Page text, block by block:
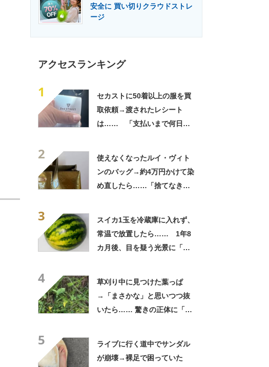
安全に 買い切りクラウドストレ
ージ
アクセスランキング
1
セカストに50着以上の服を買
取依頼→渡されたレシート
は…… 「支払いまで何日か
2
使えなくなったルイ・ヴィト
ンのバッグ→約4万円かけて染
め直したら……「捨てなきゃ
3
スイカ1玉を冷蔵庫に入れず、
常温で放置したら…… 1年8
カ月後、目を疑う光景に「ヤ
4
草刈り中に見つけた葉っぱ
→「まさかな」と思いつつ抜
いたら…… 驚きの正体に「お
5
ライブに行く道中でサンダル
が崩壊→裸足で困っていた